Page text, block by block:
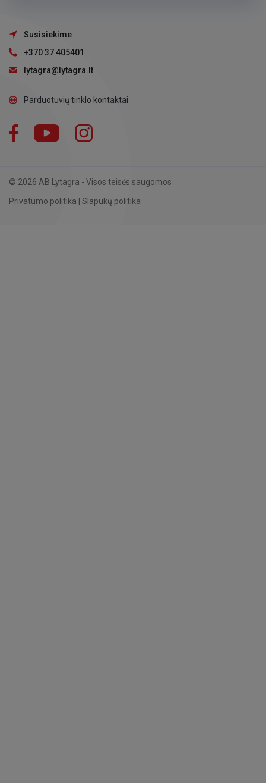
Susisiekime
+370 37 405401
lytagra@lytagra.lt
Parduotuvių tinklo kontaktai
Facebook YouTube
© 2026 AB Lytagra - Visos teisės saugomos
Privatumo politika
Slapukų politika